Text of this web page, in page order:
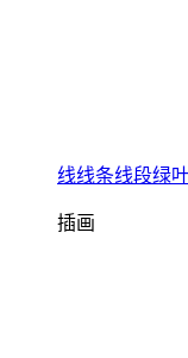
线线条线段绿
插画